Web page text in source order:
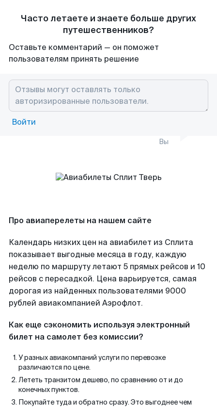
Часто летаете и знаете больше других
путешественников?
Оставьте комментарий — он поможет
пользователям принять решение
Войти
Вы
Про авиаперелеты на нашем сайте
Календарь низких цен на авиабилет из Сплита
показывает выгодные месяца в году, каждую
неделю по маршруту летают 5 прямых рейсов и 10
рейсов с пересадкой. Цена варьируется, самая
дорогая из найденных пользователями 9000
рублей авиакомпанией Аэрофлот.
Как еще сэкономить используя электронный
билет на самолет без комиссии?
У разных авиакомпаний услуги по перевозке
различаются по цене.
Лететь транзитом дешево, по сравнению от и до
конечных пунктов.
Покупайте туда и обратно сразу. Это выгоднее чем